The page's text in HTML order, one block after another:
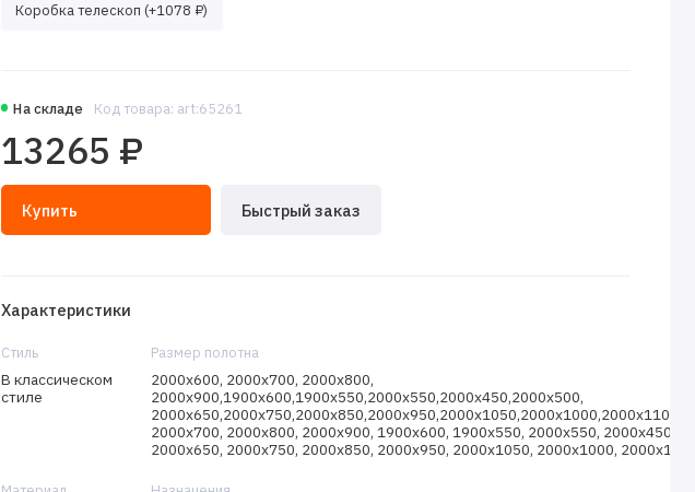
На складе Код товара: art:65261
13265 ₽
Купить Быстрый заказ
Коробка телескоп (+1078 ₽)
Характеристики
Стиль
В классическом
стиле
Размер полотна
2000х600, 2000х700, 2000х800,
2000х900,1900х600,1900х550,2000х550,2000х450,2000х500,
2000х700, 2000х800, 2000х900, 1900х600, 1900х550, 2000х550, 2000х450,
2000х650, 2000х750, 2000х850, 2000х950, 2000х1050, 2000х1000,